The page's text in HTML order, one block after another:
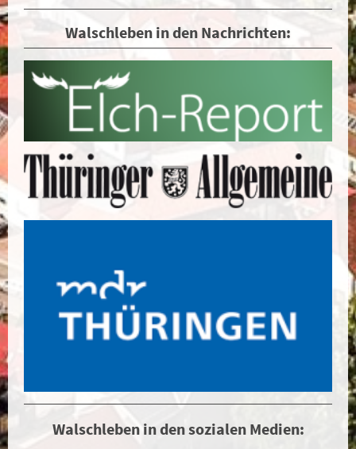
Walschleben in den Nachrichten:
Walschleben in den sozialen Medien: